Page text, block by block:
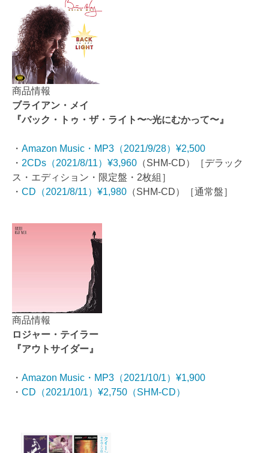
商品情報
ブライアン・メイ
『バック・トゥ・ザ・ライト〜~光にむかって〜』
・ Amazon Music・MP3（2021/9/28）¥2,500
・ 2CDs（2021/8/11）¥3,960 （SHM-CD）［デラック
ス・エディション・限定盤・2枚組］
・ CD（2021/8/11）¥1,980 （SHM-CD）［通常盤］
商品情報
ロジャー・テイラー
『アウトサイダー』
・ Amazon Music・MP3（2021/10/1）¥1,900
・ CD（2021/10/1）¥2,750（SHM-CD）